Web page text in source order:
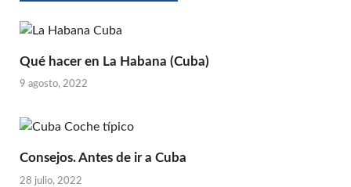
Qué hacer en La Habana (Cuba)
9 agosto, 2022
Consejos. Antes de ir a Cuba
28 julio, 2022